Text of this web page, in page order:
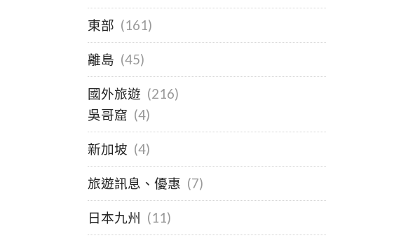
東部 (161)
離島 (45)
國外旅遊 (216)
吳哥窟 (4)
新加坡 (4)
旅遊訊息、優惠 (7)
日本九州 (11)